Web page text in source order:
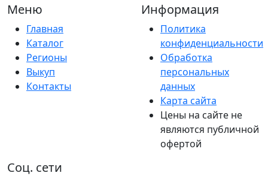
Меню
Главная
Каталог
Регионы
Выкуп
Контакты
Информация
Политика
конфиденциальности
Обработка
персональных
данных
Карта сайта
Цены на сайте не
являются публичной
офертой
Соц. сети